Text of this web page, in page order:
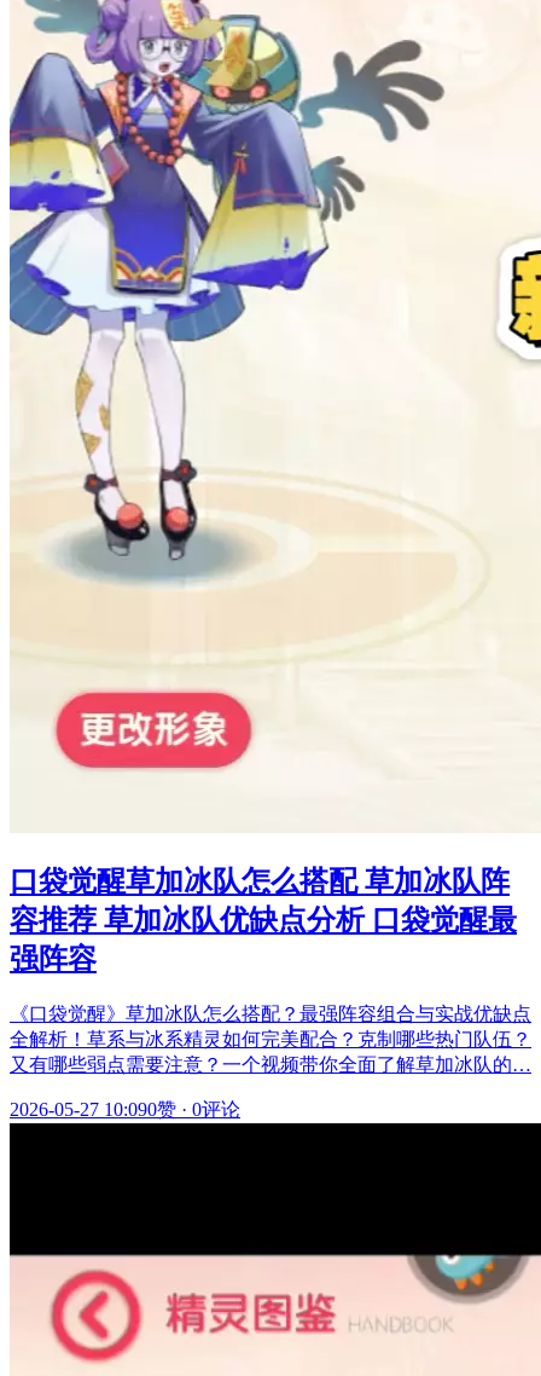
口袋觉醒草加冰队怎么搭配 草加冰队阵
容推荐 草加冰队优缺点分析 口袋觉醒最
强阵容
《口袋觉醒》草加冰队怎么搭配？最强阵容组合与实战优缺点
全解析！草系与冰系精灵如何完美配合？克制哪些热门队伍？
又有哪些弱点需要注意？一个视频带你全面了解草加冰队的…
2026-05-27 10:090赞 · 0评论